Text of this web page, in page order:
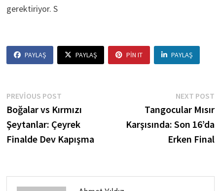
gerektiriyor. S
PAYLAŞ PAYLAŞ PIN IT PAYLAŞ
Yazı
gezinmesi
PREVIOUS POSTPrevious
post:
Boğalar vs Kırmızı
Şeytanlar: Çeyrek
Finalde Dev Kapışma
NEXT POST
Tangocular Mısır
Karşısında: Son 16’da
Erken Final